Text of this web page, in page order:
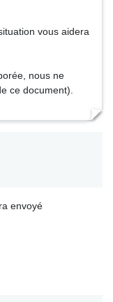
vous aidera
nous ne
ce document).
envoyé